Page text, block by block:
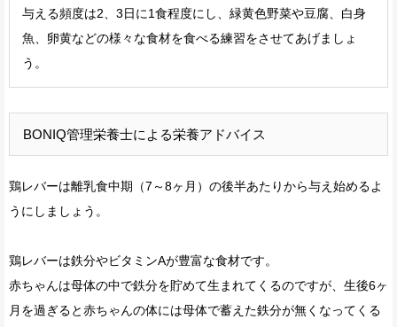
与える頻度は2、3日に1食程度にし、緑黄色野菜や豆腐、白身
魚、卵黄などの様々な食材を食べる練習をさせてあげましょ
う。
BONIQ管理栄養士による栄養アドバイス
鶏レバーは離乳食中期（7～8ヶ月）の後半あたりから与え始めるよ
うにしましょう。
鶏レバーは鉄分やビタミンAが豊富な食材です。
赤ちゃんは母体の中で鉄分を貯めて生まれてくるのですが、生後6ヶ
月を過ぎると赤ちゃんの体には母体で蓄えた鉄分が無くなってくる